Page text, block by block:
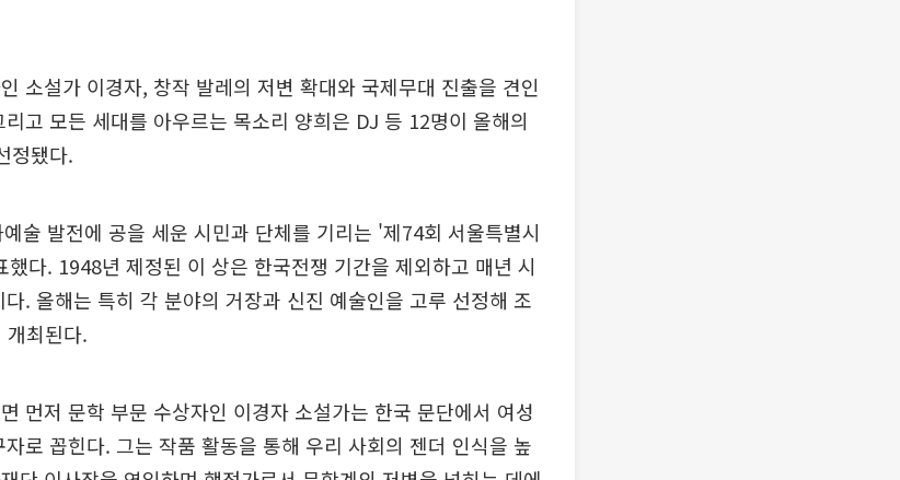
소설가 이경자, 창작 발레의 저변 확대와 국제무대 진출을 견인
고 모든 세대를 아우르는 목소리 양희은 DJ 등 12명이 올해의
정됐다.
술 발전에 공을 세운 시민과 단체를 기리는 '제74회 서울특별시
다. 1948년 제정된 이 상은 한국전쟁 기간을 제외하고 매년 시
. 올해는 특히 각 분야의 거장과 신진 예술인을 고루 선정해 조
최된다.
먼저 문학 부문 수상자인 이경자 소설가는 한국 문단에서 여성
로 꼽힌다. 그는 작품 활동을 통해 우리 사회의 젠더 인식을 높